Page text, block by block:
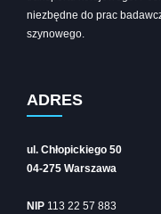
niezbędne do prac
szynowego.
ADRES
ul. Chłopickiego 50
04-275 Warszawa
NIP 113 22 57 883